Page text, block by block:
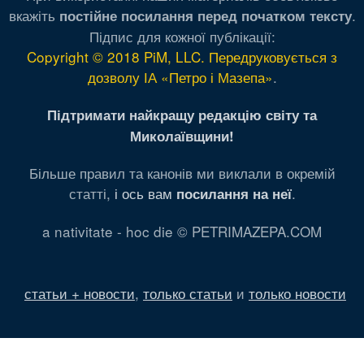
вкажіть постійне посилання перед початком тексту.
Підпис для кожної публікації:
Copyright © 2018 PiM, LLC. Передруковується з
дозволу ІА «Петро і Мазепа».
Підтримати найкращу редакцію світу та
Миколаївщини!
Більше правил та канонів ми виклали в окремій
статті, і ось вам посилання на неї.
a nativitate - hoc die © PETRIMAZEPA.COM
статьи + новости, только статьи и только новости